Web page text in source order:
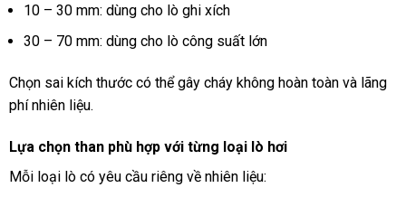
10 – 30 mm: dùng cho lò ghi xích
30 – 70 mm: dùng cho lò công suất lớn
Chọn sai kích thước có thể gây cháy không hoàn toàn và lãng
phí nhiên liệu.
Lựa chọn than phù hợp với từng loại lò hơi
Mỗi loại lò có yêu cầu riêng về nhiên liệu: